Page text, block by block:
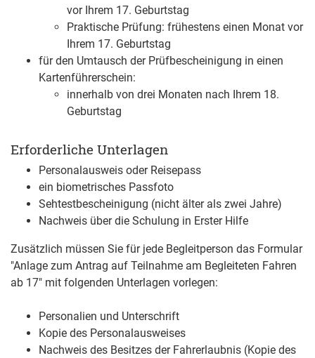
vor Ihrem 17. Geburtstag
Praktische Prüfung: frühestens einen Monat vor
Ihrem 17. Geburtstag
für den Umtausch der Prüfbescheinigung in einen
Kartenführerschein:
innerhalb von drei Monaten nach Ihrem 18.
Geburtstag
Erforderliche Unterlagen
Personalausweis oder Reisepass
ein biometrisches Passfoto
Sehtestbescheinigung (nicht älter als zwei Jahre)
Nachweis über die Schulung in Erster Hilfe
Zusätzlich müssen Sie für jede Begleitperson das Formular
"Anlage zum Antrag auf Teilnahme am Begleiteten Fahren
ab 17" mit folgenden Unterlagen vorlegen:
Personalien und Unterschrift
Kopie des Personalausweises
Nachweis des Besitzes der Fahrerlaubnis (Kopie des